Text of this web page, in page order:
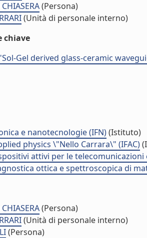
(Persona)
(Unità di personale interno)
chiave
Gel derived glass-ceramic
e nanotecnologie (IFN)(Istituto)
physics \"Nello Carrara\" (IFAC)
attivi per le telecomunicazioni
ottica e spettroscopica di
(Persona)
(Unità di personale interno)
(Persona)